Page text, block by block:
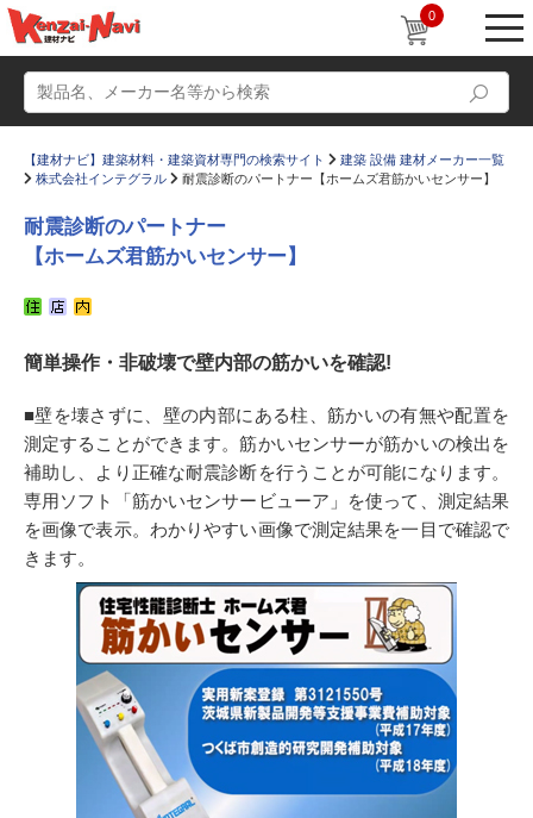
0
動画
Q＆A 販売・施工代理店募集
お気に入り
【建材ナビ】建築材料・建築資材専門の検索サイト
建築 設備 建材メーカー一覧
株式会社インテグラル
耐震診断のパートナー【ホームズ君筋かいセンサー】
耐震診断のパートナー
【ホームズ君筋かいセンサー】
簡単操作・非破壊で壁内部の筋かいを確認!
■壁を壊さずに、壁の内部にある柱、筋かいの有無や配置を
測定することができます。筋かいセンサーが筋かいの検出を
補助し、より正確な耐震診断を行うことが可能になります。
専用ソフト「筋かいセンサービューア」を使って、測定結果
を画像で表示。わかりやすい画像で測定結果を一目で確認で
きます。